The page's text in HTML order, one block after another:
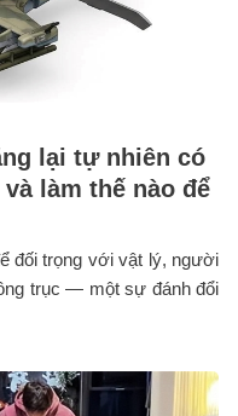
lại tự nhiên có
làm thế nào để
đối trọng với vật lý, người
trục — một sự đánh đổi